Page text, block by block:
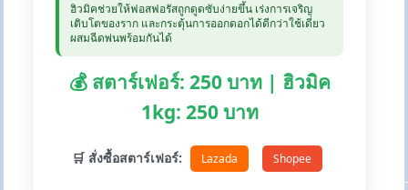
ฮิวมิคช่วยให้ฟอสฟอรัสถูกดูดซับง่ายขึ้น เร่งการเจริญ
เติบโตของราก และกระตุ้นการออกดอกได้ดีกว่าใช้เดี่ยว
ผสมฉีดพ่นพร้อมกันได้
💰 สตาร์เฟอร์: 250 บาท | ฮิวมิค
1kg: 250 บาท
🛒 สั่งซื้อสตาร์เฟอร์: Lazada Shopee